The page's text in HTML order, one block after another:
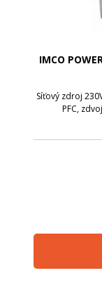
IMCO
Síťový zdroj
PFC,